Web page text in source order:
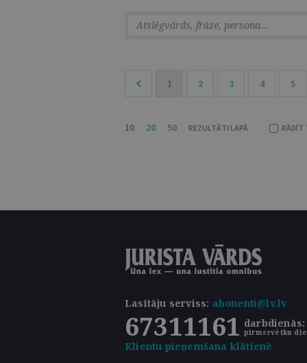
1 2 3 4 5
10 20 50 REZULTĀTI LAPĀ RĀDĪT
Lasītāju serviss: abonenti@lv.lv
67311161 darbdienās:
pirmssvētku
Klientu pieņemšana klātienē